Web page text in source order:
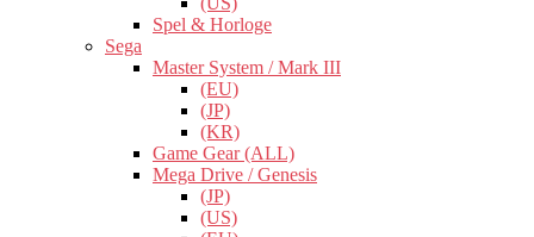
Spel & Horloge
Sega
Master System / Mark III
(EU)
(JP)
(KR)
Game Gear (ALL)
Mega Drive / Genesis
(JP)
(US)